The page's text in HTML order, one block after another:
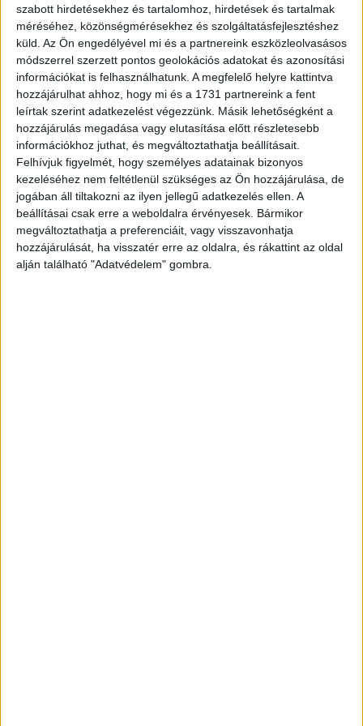
szabott hirdetésekhez és tartalomhoz, hirdetések és tartalmak
méréséhez, közönségmérésekhez és szolgáltatásfejlesztéshez
küld. Az Ön engedélyével mi és a partnereink eszközleolvasásos
módszerrel szerzett pontos geolokációs adatokat és azonosítási
információkat is felhasználhatunk. A megfelelő helyre kattintva
hozzájárulhat ahhoz, hogy mi és a 1731 partnereink a fent
leírtak szerint adatkezelést végezzünk. Másik lehetőségként a
hozzájárulás megadása vagy elutasítása előtt részletesebb
információkhoz juthat, és megváltoztathatja beállításait.
Felhívjuk figyelmét, hogy személyes adatainak bizonyos
kezeléséhez nem feltétlenül szükséges az Ön hozzájárulása, de
jogában áll tiltakozni az ilyen jellegű adatkezelés ellen. A
beállításai csak erre a weboldalra érvényesek. Bármikor
megváltoztathatja a preferenciáit, vagy visszavonhatja
hozzájárulását, ha visszatér erre az oldalra, és rákattint az oldal
alján található "Adatvédelem" gombra.
források hiányában nem képes működésének
fenntartására, mivel bizományosi partnere és a kiadók a
bizományosi könyvkészletük nagy részét visszahívták.
Akkor közölték: a könyvesbolt-hálózat átvételére irányuló
tárgyalások a „legnagyobb erőfeszítéseik” ellenére sem
zárultak eredménnyel, és a nyilvános közleményében a
boltok megmentését célzó Central Csoport Zrt. konkrét
ajánlatot „a mai napig nem tett”.
A Rainbow Üzletlánc Kft. átvilágítását korábban végző PD
Consulting Kft. január végén jelentette be, hogy befektetőt
keres az országszerte ötvenhat Alexandra-könyvesboltot
üzemeltető cég és dolgozói megmentése érdekében.